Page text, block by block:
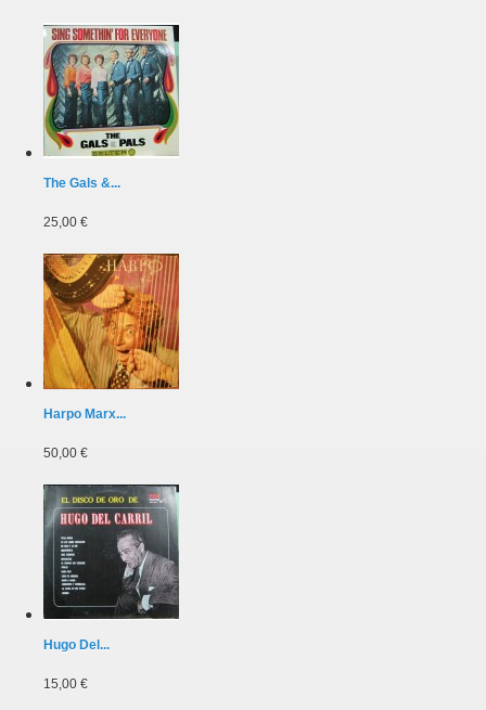
The Gals &...
25,00 €
Harpo Marx...
50,00 €
Hugo Del...
15,00 €